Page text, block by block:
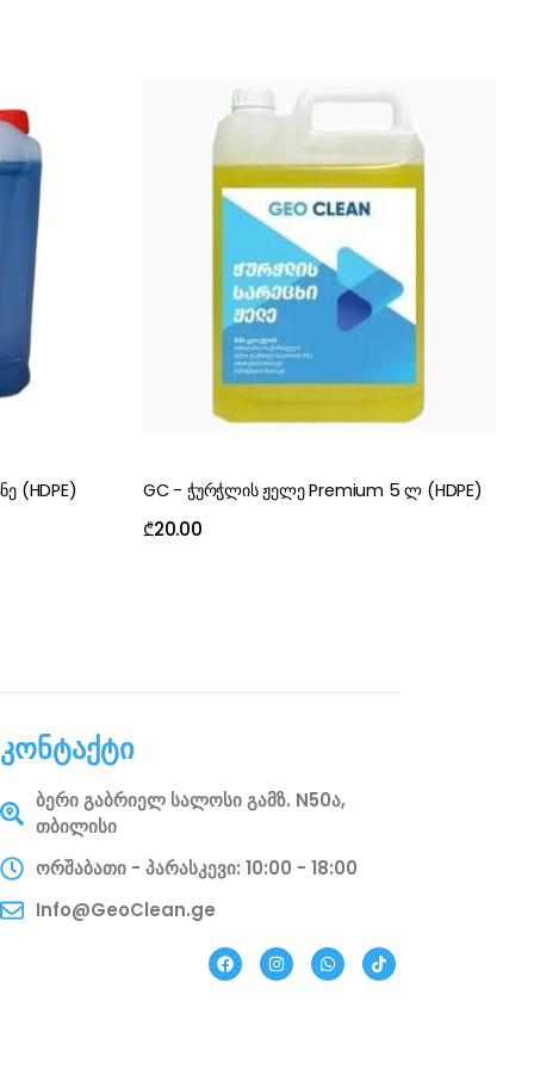
(HDPE) GC - ჭურჭლის ჟელე Premium 5 ლ (HDPE)
₾20.00
კონტაქტი
ბერი გაბრიელ სალოსი გამზ. N50ა,
თბილისი
ორშაბათი - პარასკევი: 10:00 - 18:00
Info@GeoClean.ge